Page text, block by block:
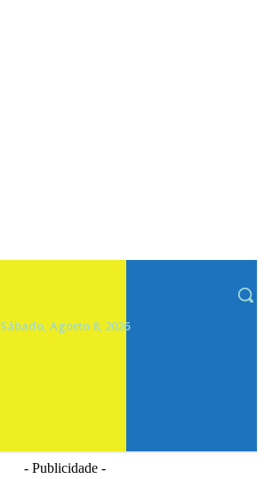
Sábado, Agosto 8, 2026
- Publicidade -